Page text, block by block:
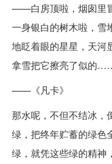
——白房顶啦，烟囱里
一身银白的树木啦，雪
地眨着眼的星星，天河
拿雪把它擦亮了似的
——《凡卡》
那水呢，不但不结冰，
绿，把终年贮蓄的绿色
绿，就凭这些绿的精神